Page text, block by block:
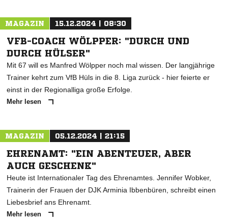
MAGAZIN 15.12.2024 | 08:30
VFB-COACH WÖLPPER: "DURCH UND
DURCH HÜLSER"
Mit 67 will es Manfred Wölpper noch mal wissen. Der langjährige
Trainer kehrt zum VfB Hüls in die 8. Liga zurück - hier feierte er
einst in der Regionalliga große Erfolge.
Mehr lesen
MAGAZIN 05.12.2024 | 21:15
EHRENAMT: "EIN ABENTEUER, ABER
AUCH GESCHENK"
Heute ist Internationaler Tag des Ehrenamtes. Jennifer Wobker,
Trainerin der Frauen der DJK Arminia Ibbenbüren, schreibt einen
Liebesbrief ans Ehrenamt.
Mehr lesen